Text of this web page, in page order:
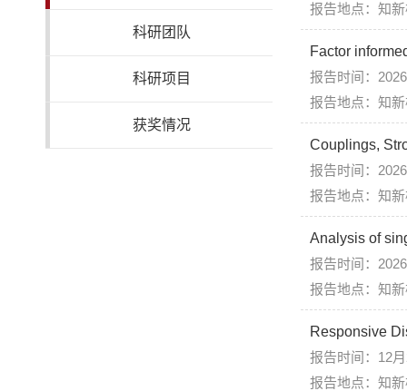
科研团队
科研项目
获奖情况
报告地点：知
Factor
报告时间：
报告地点：知
Couplings,
报告时间：
报告地点：知
Analysis of
报告时间：
报告地点：知
Responsive
报告时间：12
报告地点：知